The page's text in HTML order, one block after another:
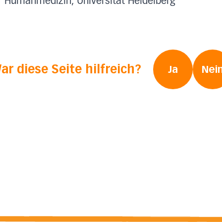
diese Seite hilfreich? Ja